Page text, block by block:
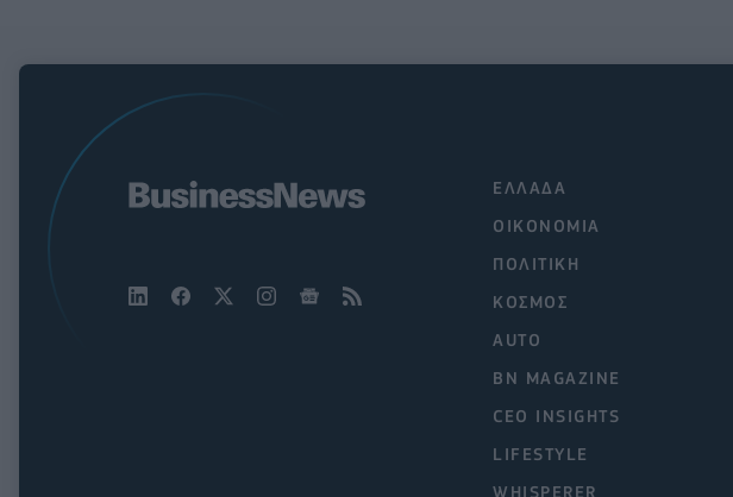
ΕΛΛΑΔΑ
ΟΙΚΟΝΟΜΙΑ
ΠΟΛΙΤΙΚΗ
ΚΟΣΜΟΣ
AUTO
BN MAGAZINE
CEO INSIGHTS
LIFESTYLE
WHISPERER